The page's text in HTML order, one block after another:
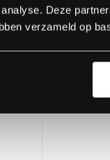
Deze
verzameld op